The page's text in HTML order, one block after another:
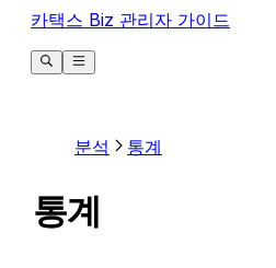
카택스 Biz 관리자 가이드
분석 통계
통계